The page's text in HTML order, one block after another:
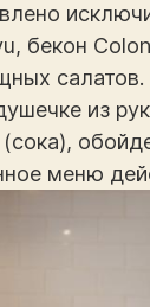
бекон
салатов.
из
(сока),
меню